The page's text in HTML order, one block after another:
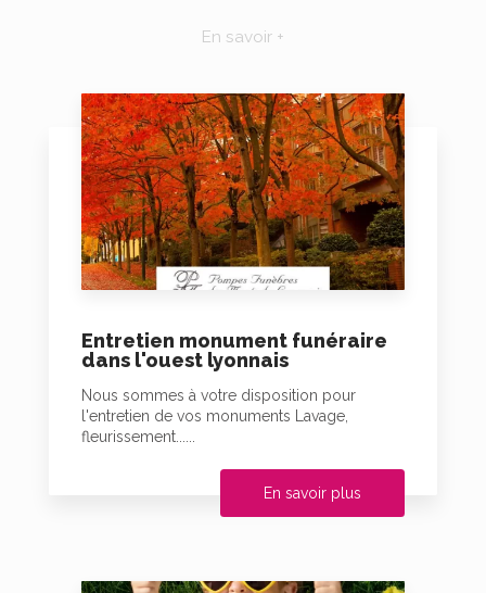
En savoir +
Entretien monument funéraire
dans l'ouest lyonnais
Nous sommes à votre disposition pour
l'entretien de vos monuments Lavage,
fleurissement......
En savoir plus